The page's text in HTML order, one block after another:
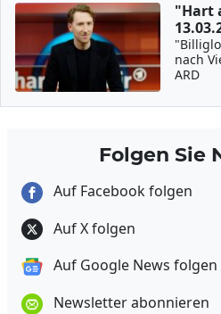
"Hart
nach
ARD
Folgen Sie
Auf Facebook folgen
Auf X folgen
Auf Google News folgen
Newsletter abonnieren